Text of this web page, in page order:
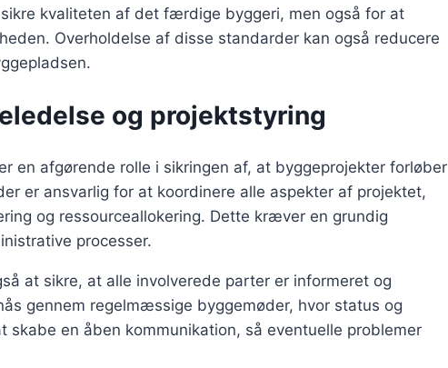
kvaliteten af det færdige byggeri, men også for at
Overholdelse af disse standarder kan også reducere
og projektstyring
en afgørende rolle i sikringen af, at byggeprojekter forløber
er ansvarlig for at koordinere alle aspekter af projektet,
og ressourceallokering. Dette kræver en grundig
processer.
at sikre, at alle involverede parter er informeret og
gennem regelmæssige byggemøder, hvor status og
en åben kommunikation, så eventuelle problemer